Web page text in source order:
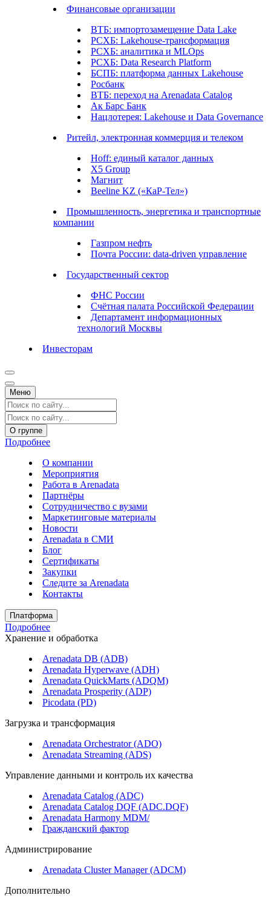
Финансовые организации
ВТБ: импортозамещение Data Lake
РСХБ: Lakehouse-трансформация
РСХБ: аналитика и MLOps
РСХБ: Data Research Platform
БСПБ: платформа данных Lakehouse
Росбанк
ВТБ: переход на Arenadata Catalog
Ак Барс Банк
Нацлотерея: Lakehouse и Data Governance
Ритейл, электронная коммерция и телеком
Hoff: единый каталог данных
X5 Group
Магнит
Beeline KZ («КаР-Тел»)
Промышленность, энергетика и транспортные
компании
Газпром нефть
Почта России: data-driven управление
Государственный сектор
ФНС России
Счётная палата Российской Федерации
Департамент информационных
технологий Москвы
Инвесторам
Меню
О группе
Подробнее
О компании
Мероприятия
Работа в Arenadata
Партнёры
Сотрудничество с вузами
Маркетинговые материалы
Новости
Arenadata в СМИ
Блог
Сертификаты
Закупки
Следите за Аrenadata
Контакты
Платформа
Подробнее
Хранение и обработка
Arenadata DB (ADB)
Arenadata Hyperwave (ADH)
Arenadata QuickMarts (ADQM)
Arenadata Prosperity (ADP)
Picodata (PD)
Загрузка и трансформация
Arenadata Orchestrator (ADO)
Arenadata Streaming (ADS)
Управление данными и контроль их качества
Arenadata Catalog (ADC)
Arenadata Catalog DQF (ADС.DQF)
Arenadata Harmony MDM/
Гражданский фактор
Администрирование
Arenadata Cluster Manager (ADCM)
Дополнительно